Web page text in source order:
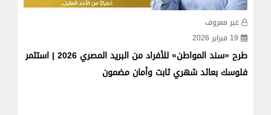
غير معروف
15 فبراير 2026
الربح من البورصة للمبتدئين | شرح تطبيق Thndr وطريقة
الاشتراك